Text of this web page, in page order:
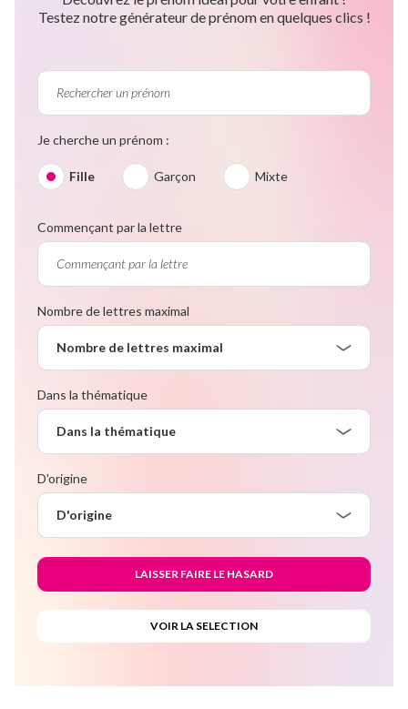
Testez notre générateur de prénom en quelques clics !
Je cherche un prénom :
Fille Garçon Mixte
Commençant par la lettre
Nombre de lettres maximal
Nombre de lettres maximal
Dans la thématique
Dans la thématique
D'origine
D'origine